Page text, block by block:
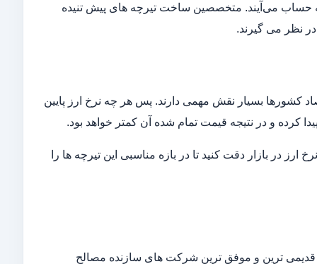
حساب می‌آیند. متخصصین ساخت تیرچه های پیش تنیده
در نظر می گیرند.
کشورها بسیار نقش مهمی دارند. پس هر چه نرخ ارز پایین
کرده و در نتیجه قیمت تمام شده آن کمتر خواهد بود.
در بازار دقت کنید تا در بازه مناسبی این تیرچه ها را
قدیمی ترین و موفق ترین شرکت های سازنده مصالح